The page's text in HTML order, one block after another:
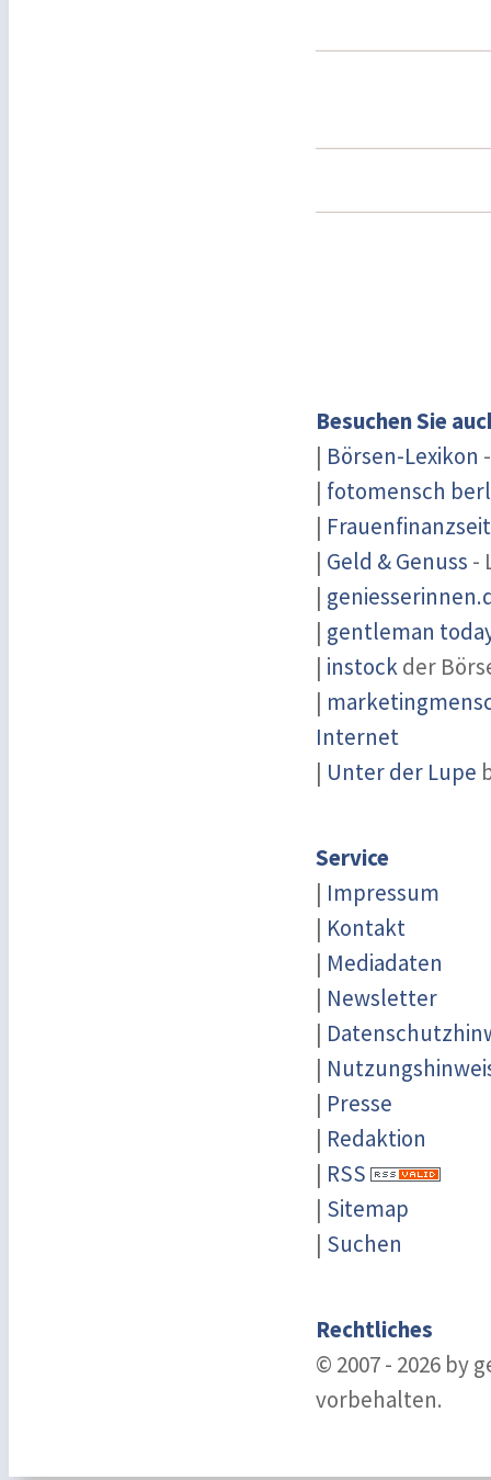
Besuchen Sie
| Börsen-Lexikon
| fotomensch
|
| Geld & Genuss -
|
| gentleman
| instockder
|
Internet
| Unter der Lupe
Service
| Impressum
| Kontakt
| Mediadaten
| Newsletter
|
|
| Presse
| Redaktion
| RSS
| Sitemap
| Suchen
Rechtliches
© 2007 - 2026 by
vorbehalten.